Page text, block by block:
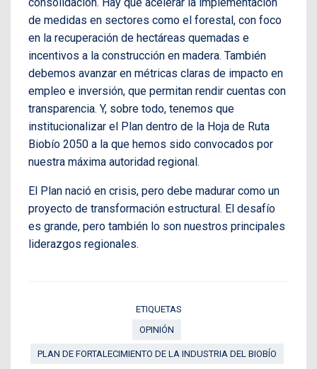
de medidas en sectores como el forestal, con foco
en la recuperación de hectáreas quemadas e
incentivos a la construcción en madera. También
debemos avanzar en métricas claras de impacto en
empleo e inversión, que permitan rendir cuentas con
transparencia. Y, sobre todo, tenemos que
institucionalizar el Plan dentro de la Hoja de Ruta
Biobío 2050 a la que hemos sido convocados por
nuestra máxima autoridad regional.
El Plan nació en crisis, pero debe madurar como un
proyecto de transformación estructural. El desafío
es grande, pero también lo son nuestros principales
liderazgos regionales.
ETIQUETAS
OPINIÓN
PLAN DE FORTALECIMIENTO DE LA INDUSTRIA DEL BIOBÍO